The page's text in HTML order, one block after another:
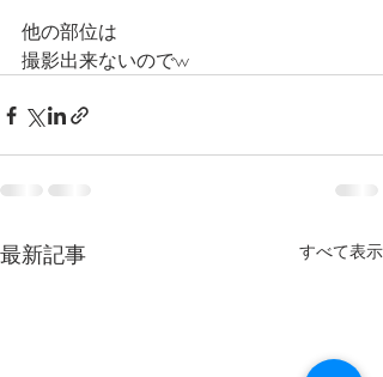
他の部位は
撮影出来ないのでw
最新記事 すべて表示